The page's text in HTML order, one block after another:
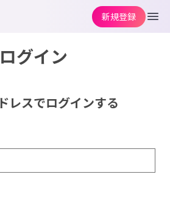
ログイン
レスでログインする
新規登録